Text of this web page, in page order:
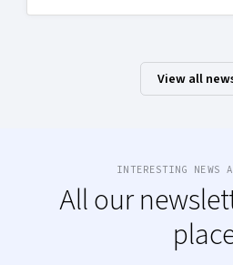
View all
INTERESTING NEWS
All our